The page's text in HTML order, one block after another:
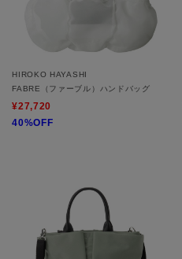
HIROKO HAYASHI
FABRE（ファーブル）ハンドバッグ
¥27,720
40%OFF